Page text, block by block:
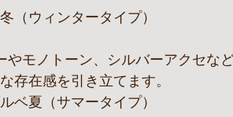
（ウィンタータイプ）
存在感を引き立てます。
ベ夏（サマータイプ）